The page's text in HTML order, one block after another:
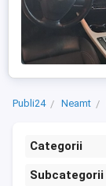
Publi24 Neamt
Categorii
Subcategorii